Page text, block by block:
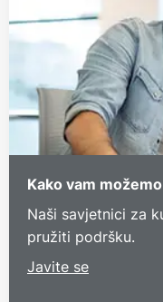
Kako vam
Naši savjetnici za
pružiti podršku.
Javite se